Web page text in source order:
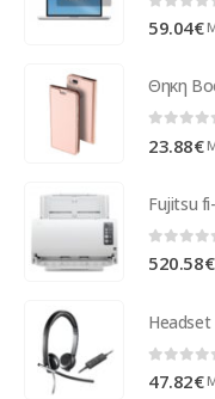
59.04€
23.88€
0 out of 5
520.58€
0out of
47.82€